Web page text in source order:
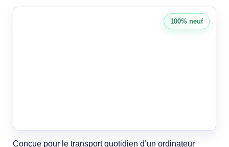
Conçue pour le transport quotidien d’un ordinateur
100% neuf